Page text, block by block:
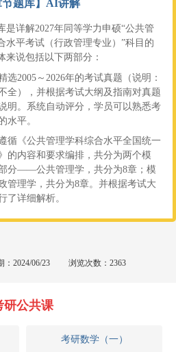
节题库】AI讲解
是详解2027年同等学力申硕“公共管
水平考试（行政管理专业）”科目的
来说包括以下两部分：
选2005～2026年的考试真题（说明：
全），并根据考试大纲及指南对真题
明。系统自动评分，学员可以熟悉考
水平。
循《公共管理学科综合水平全国统一
的内容和要求编排，共分为两个模
分——公共管理学，共分为8章；模
理学，共分为8章。并根据考试大
了详细解析。
：2024/06/23 浏览次数：2363
研公共课
考研数学（一）